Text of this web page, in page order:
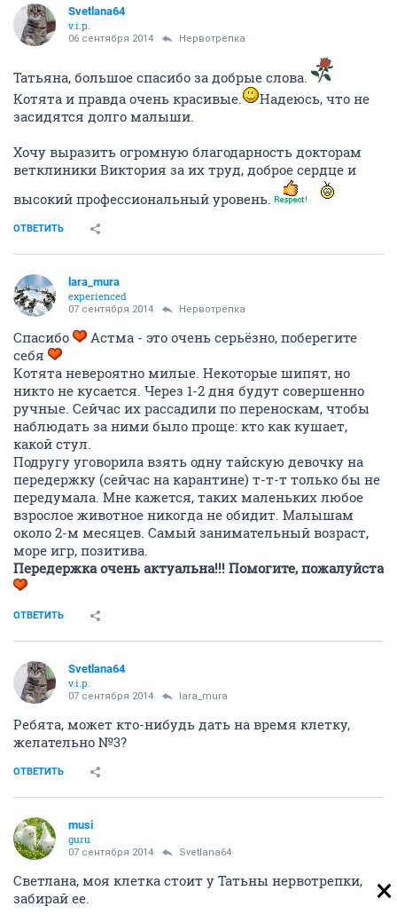
Svetlana64
v.i.p.
06 сентября 2014 Нервотрёпка
Татьяна, большое спасибо за добрые слова.
Котята и правда очень красивые.
Надеюсь, что не
засидятся долго малыши.
Хочу выразить огромную благодарность докторам
ветклиники Виктория за их труд, доброе сердце и
высокий профессиональный уровень.
ОТВЕТИТЬ
lara_mura
experienced
07 сентября 2014 Нервотрёпка
Спасибо
Астма - это очень серьёзно, поберегите
себя
Котята невероятно милые. Некоторые шипят, но
никто не кусается. Через 1-2 дня будут совершенно
ручные. Сейчас их рассадили по переноскам, чтобы
наблюдать за ними было проще: кто как кушает,
какой стул.
Подругу уговорила взять одну тайскую девочку на
передержку (сейчас на карантине) т-т-т только бы не
передумала. Мне кажется, таких маленьких любое
взрослое животное никогда не обидит. Малышам
около 2-м месяцев. Самый занимательный возраст,
море игр, позитива.
Передержка очень актуальна!!! Помогите, пожалуйста
ОТВЕТИТЬ
Svetlana64
v.i.p.
07 сентября 2014 lara_mura
Ребята, может кто-нибудь дать на время клетку,
желательно №3?
ОТВЕТИТЬ
musi
guru
07 сентября 2014 Svetlana64
Светлана, моя клетка стоит у Татьны нервотрепки,
забирай ее.